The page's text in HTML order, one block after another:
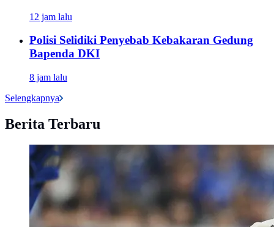
12 jam lalu
Polisi Selidiki Penyebab Kebakaran Gedung
Bapenda DKI
8 jam lalu
Selengkapnya
Berita Terbaru